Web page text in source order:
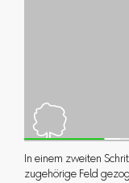
In einem zweiten
zugehörige Feld